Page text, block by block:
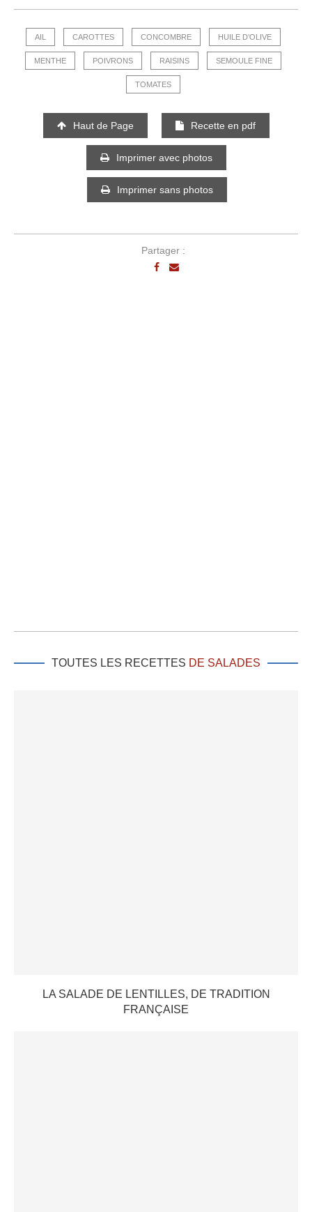
AIL CAROTTES CONCOMBRE HUILE D’OLIVE
MENTHE POIVRONS RAISINS SEMOULE FINE
TOMATES
Haut de Page Recette en pdf
Imprimer avec photos
Imprimer sans photos
Partager :
TOUTES LES RECETTES DE SALADES
LA SALADE DE LENTILLES, DE TRADITION
FRANÇAISE